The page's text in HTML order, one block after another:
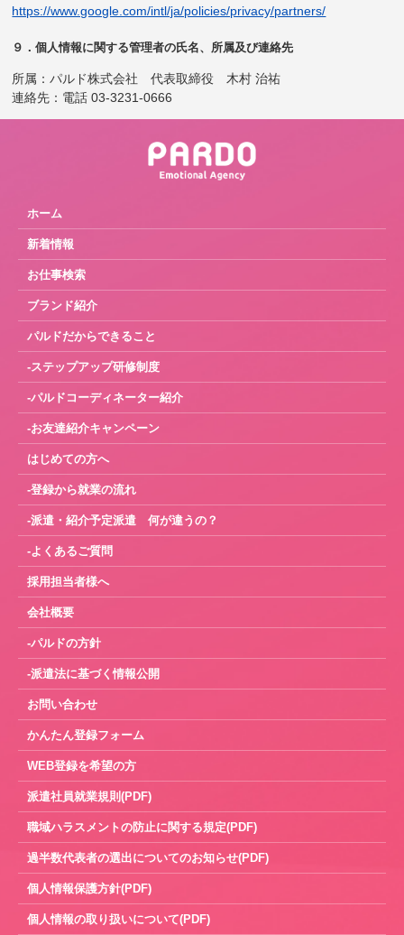
https://www.google.com/intl/ja/policies/privacy/partners/
９．個人情報に関する管理者の氏名、所属及び連絡先
所属：パルド株式会社 代表取締役 木村 治祐
連絡先：電話 03-3231-0666
ホーム
新着情報
お仕事検索
ブランド紹介
パルドだからできること
-ステップアップ研修制度
-パルドコーディネーター紹介
-お友達紹介キャンペーン
はじめての方へ
-登録から就業の流れ
-派遣・紹介予定派遣 何が違うの？
-よくあるご質問
採用担当者様へ
会社概要
-パルドの方針
-派遣法に基づく情報公開
お問い合わせ
かんたん登録フォーム
WEB登録を希望の方
派遣社員就業規則(PDF)
職域ハラスメントの防止に関する規定(PDF)
過半数代表者の選出についてのお知らせ(PDF)
個人情報保護方針(PDF)
個人情報の取り扱いについて(PDF)